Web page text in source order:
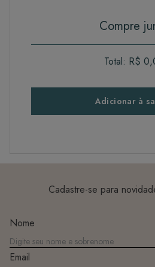
Compre
Total: R$
Adicionar à
Cadastre-se para
Nome
Email